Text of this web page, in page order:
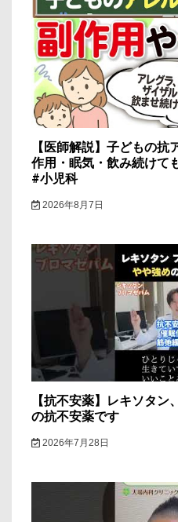
シ
ョ
ン
【医師解説】子どもの抗
作用・眠気・飲み続け
#小児科
2026年8月7日
【抗不安薬】レキソタ
の抗不安薬です
2026年7月28日